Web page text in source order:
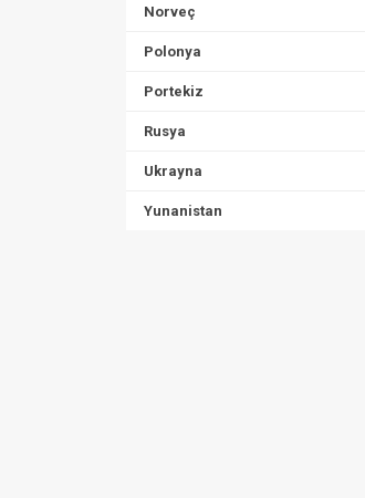
Norveç
Polonya
Portekiz
Rusya
Ukrayna
Yunanistan